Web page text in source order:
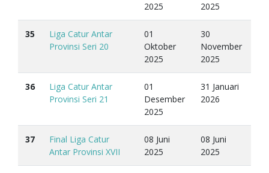
2025
2025
35
Liga Catur Antar
Provinsi Seri 20
01
Oktober
2025
30
November
2025
36
Liga Catur Antar
Provinsi Seri 21
01
Desember
2025
31 Januari
2026
37
Final Liga Catur
Antar Provinsi XVII
08 Juni
2025
08 Juni
2025